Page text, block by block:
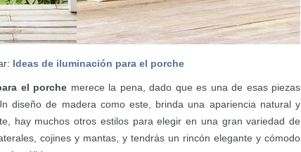
Ideas de iluminación para el porche
el porche merece la pena, dado que es una de esas piezas
diseño de madera como este, brinda una apariencia natural y
hay muchos otros estilos para elegir en una gran variedad de
cojines y mantas, y tendrás un rincón elegante y cómodo